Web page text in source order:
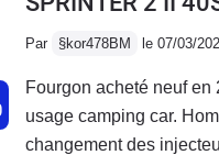
Par §kor478BM le 07/03/
Fourgon acheté neuf
usage camping car.
changement des